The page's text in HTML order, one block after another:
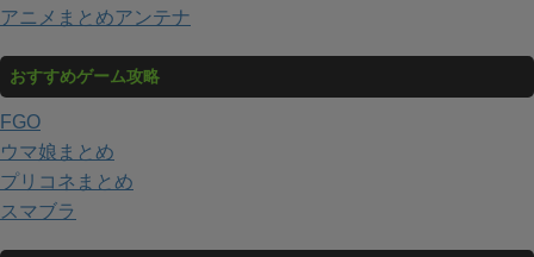
アニメまとめアンテナ
おすすめゲーム攻略
FGO
ウマ娘まとめ
プリコネまとめ
スマブラ